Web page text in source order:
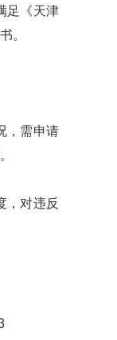
足《天津
。
，需申请
对违反